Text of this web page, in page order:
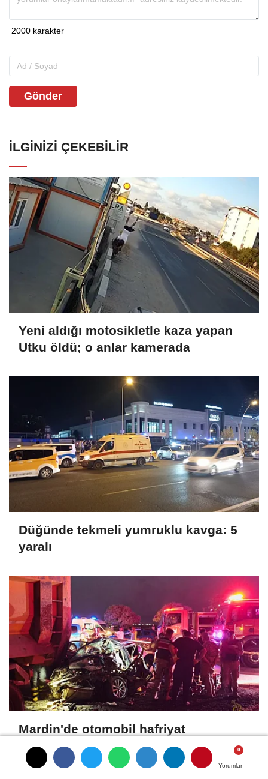
Yorumlar
Yorumlar
Yorumlar
Gönder
İLGINIZI ÇEKEBILIR
Yeni aldığı motosikletle kaza yapan
Utku öldü; o anlar kamerada
Düğünde tekmeli yumruklu kavga: 5
yaralı
Mardin'de otomobil hafriyat
kamyonuna arkadan çarptı: 1 ölü, 2
yaralı